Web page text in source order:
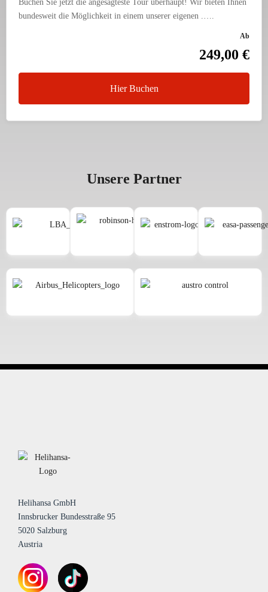
Buchen Sie jetzt die ange­sag­teste Tour über­haupt! Wir bieten Ihnen
bun­des­weit die Mög­lich­keit in einem unserer eigenen .….
Ab
249,00 €
Hier Buchen
Unsere Partner
Helihansa GmbH
Innsbrucker Bundesstraße 95
5020 Salzburg
Austria